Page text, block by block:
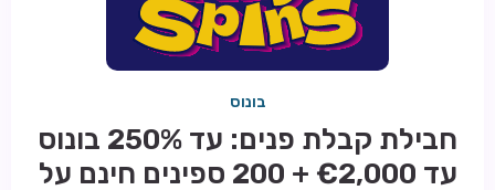
בונוס
חבילת קבלת פנים: עד 250% בונוס
עד €2,000 + 200 ספינים חינם על